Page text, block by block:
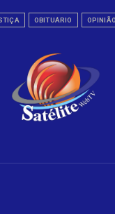
OBITUÁRIO OPINIÃO